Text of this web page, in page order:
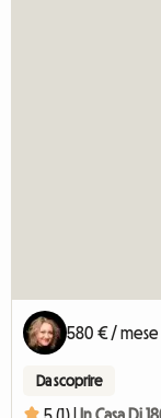
580 € / mese
Da scoprire